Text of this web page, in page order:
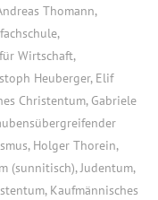
Thomann,
,
Wirtschaft,
Heuberger, Elif
Christentum, Gabriele
, Holger Thorein,
(sunnitisch), Judentum,
, Kaufmännisches